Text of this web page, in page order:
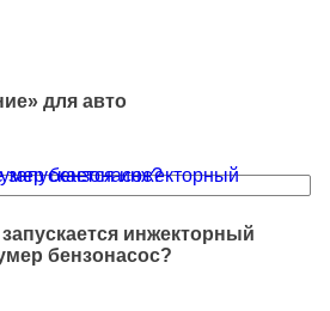
для авто
инжекторный
бензонасос?